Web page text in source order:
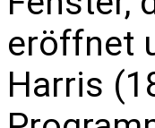
eröffnet
Harris